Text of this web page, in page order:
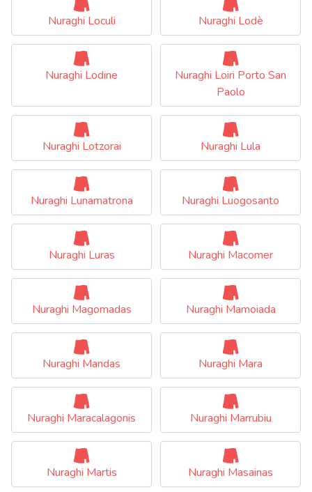
Nuraghi Loculi Nuraghi Lodè
Nuraghi Lodine
Nuraghi Loiri Porto San
Paolo
Nuraghi Lotzorai Nuraghi Lula
Nuraghi Lunamatrona Nuraghi Luogosanto
Nuraghi Luras Nuraghi Macomer
Nuraghi Magomadas Nuraghi Mamoiada
Nuraghi Mandas Nuraghi Mara
Nuraghi Maracalagonis Nuraghi Marrubiu
Nuraghi Martis Nuraghi Masainas